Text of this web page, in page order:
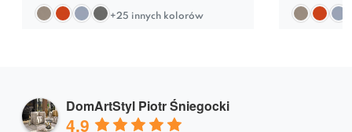
+25 innych kolorów
DomArtStyl Piotr Śniegocki
4.9